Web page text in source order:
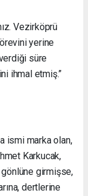
Vezirköprü
yerine
süre
ihmal etmiş.”
ismi marka olan,
Karkucak,
girmişse,
dertlerine